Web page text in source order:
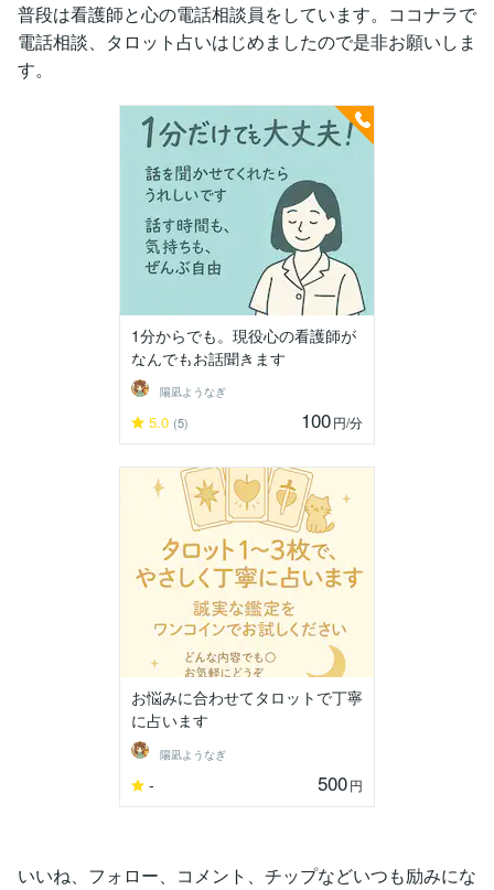
普段は看護師と心の電話相談員をしています。ココナラで
電話相談、タロット占いはじめましたので是非お願いしま
す。
1分からでも。現役心の看護師が
なんでもお話聞きます
陽凪ようなぎ
5.0 (5) 100円/分
お悩みに合わせてタロットで丁寧
に占います
陽凪ようなぎ
- 500円
いいね、フォロー、コメント、チップなどいつも励みにな